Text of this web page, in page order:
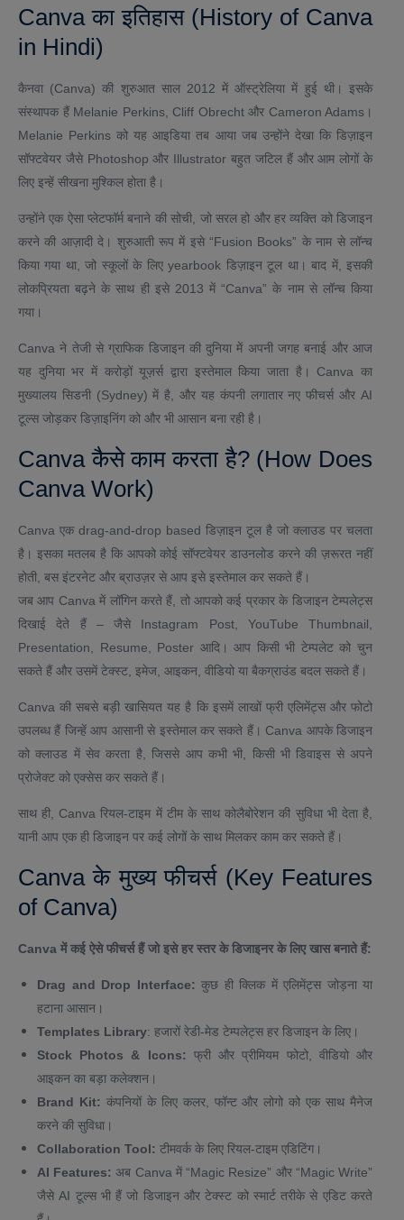
Canva का इतिहास (History of Canva
in Hindi)
कैनवा (Canva) की शुरुआत साल 2012 में ऑस्ट्रेलिया में हुई थी। इसके
संस्थापक हैं Melanie Perkins, Cliff Obrecht और Cameron Adams।
Melanie Perkins को यह आइडिया तब आया जब उन्होंने देखा कि डिज़ाइन
सॉफ्टवेयर जैसे Photoshop और Illustrator बहुत जटिल हैं और आम लोगों के
लिए इन्हें सीखना मुश्किल होता है।
उन्होंने एक ऐसा प्लेटफॉर्म बनाने की सोची, जो सरल हो और हर व्यक्ति को डिजाइन
करने की आज़ादी दे। शुरुआती रूप में इसे “Fusion Books” के नाम से लॉन्च
किया गया था, जो स्कूलों के लिए yearbook डिज़ाइन टूल था। बाद में, इसकी
लोकप्रियता बढ़ने के साथ ही इसे 2013 में “Canva” के नाम से लॉन्च किया
गया।
Canva ने तेजी से ग्राफिक डिजाइन की दुनिया में अपनी जगह बनाई और आज
यह दुनिया भर में करोड़ों यूज़र्स द्वारा इस्तेमाल किया जाता है। Canva का
मुख्यालय सिडनी (Sydney) में है, और यह कंपनी लगातार नए फीचर्स और AI
टूल्स जोड़कर डिज़ाइनिंग को और भी आसान बना रही है।
Canva कैसे काम करता है? (How Does
Canva Work)
Canva एक drag-and-drop based डिज़ाइन टूल है जो क्लाउड पर चलता
है। इसका मतलब है कि आपको कोई सॉफ्टवेयर डाउनलोड करने की ज़रूरत नहीं
होती, बस इंटरनेट और ब्राउज़र से आप इसे इस्तेमाल कर सकते हैं।
जब आप Canva में लॉगिन करते हैं, तो आपको कई प्रकार के डिजाइन टेम्पलेट्स
दिखाई देते हैं – जैसे Instagram Post, YouTube Thumbnail,
Presentation, Resume, Poster आदि। आप किसी भी टेम्पलेट को चुन
सकते हैं और उसमें टेक्स्ट, इमेज, आइकन, वीडियो या बैकग्राउंड बदल सकते हैं।
Canva की सबसे बड़ी खासियत यह है कि इसमें लाखों फ्री एलिमेंट्स और फोटो
उपलब्ध हैं जिन्हें आप आसानी से इस्तेमाल कर सकते हैं। Canva आपके डिजाइन
को क्लाउड में सेव करता है, जिससे आप कभी भी, किसी भी डिवाइस से अपने
प्रोजेक्ट को एक्सेस कर सकते हैं।
साथ ही, Canva रियल-टाइम में टीम के साथ कोलैबोरेशन की सुविधा भी देता है,
यानी आप एक ही डिजाइन पर कई लोगों के साथ मिलकर काम कर सकते हैं।
Canva के मुख्य फीचर्स (Key Features
of Canva)
Canva में कई ऐसे फीचर्स हैं जो इसे हर स्तर के डिजाइनर के लिए खास बनाते हैं:
Drag and Drop Interface: कुछ ही क्लिक में एलिमेंट्स जोड़ना या
हटाना आसान।
Templates Library: हजारों रेडी-मेड टेम्पलेट्स हर डिजाइन के लिए।
Stock Photos & Icons:
फ्री और प्रीमियम फोटो, वीडियो और
आइकन का बड़ा कलेक्शन।
Brand Kit: कंपनियों के लिए कलर, फॉन्ट और लोगो को एक साथ मैनेज
करने की सुविधा।
Collaboration Tool: टीमवर्क के लिए रियल-टाइम एडिटिंग।
AI Features: अब Canva में “Magic Resize” और “Magic Write”
जैसे AI टूल्स भी हैं जो डिजाइन और टेक्स्ट को स्मार्ट तरीके से एडिट करते